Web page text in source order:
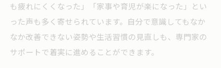
も疲れにくくなった」「家事や育児が楽になった」とい
った声も多く寄せられています。自分で意識してもなか
なか改善できない姿勢や生活習慣の見直しも、専門家の
サポートで着実に進めることができます。